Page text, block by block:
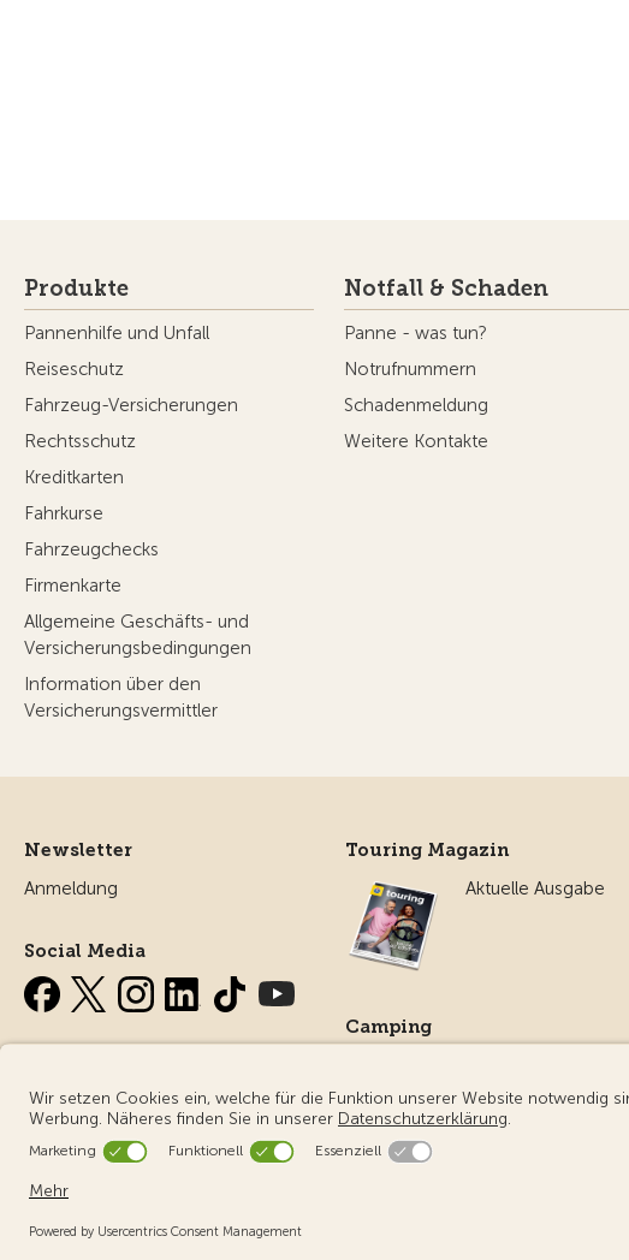
Produkte
Pannenhilfe und Unfall
Reiseschutz
Fahrzeug-Versicherungen
Rechtsschutz
Kreditkarten
Fahrkurse
Fahrzeugchecks
Firmenkarte
Allgemeine Geschäfts- und
Versicherungsbedingungen
Information über den
Versicherungsvermittler
Notfall & Schaden
Panne - was tun?
Notrufnummern
Schadenmeldung
Weitere Kontakte
Newsletter
Anmeldung
Social Media
Touring Magazin
Aktuelle Ausgabe
Camping
Camping
© Touring Club Schweiz Benutzungsbedingungen - rechtliche Informationen